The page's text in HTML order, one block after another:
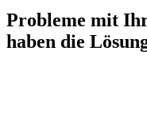
Probleme mit
haben die